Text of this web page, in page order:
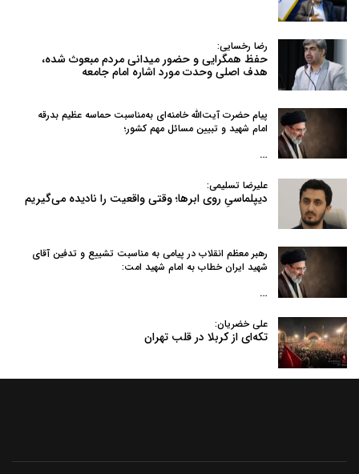
رضا رخسایی:
حفظ همگرایی و حضور میدانی مردم مبعوث شده،
هدف اصلی وحدت مورد اشاره امام جامعه
پیام حضرت آیت‌الله خامنه‌ای به‌مناسبت حماسه عظیم بدرقه
امام شهید و تبیین مسائل مهم کشور؛
…
علیرضا تسلیمی:
دیپلماسیِ روی ابرها؛ وقتی واقعیت را نادیده می‌گیریم
رهبر معظم انقلاب در پیامی به‌ مناسبت تشییع و تدفین آقای
شهید ایران خطاب به امام شهید امت:
…
علی خضریان:
تکه‌ای از کربلا در قلب تهران